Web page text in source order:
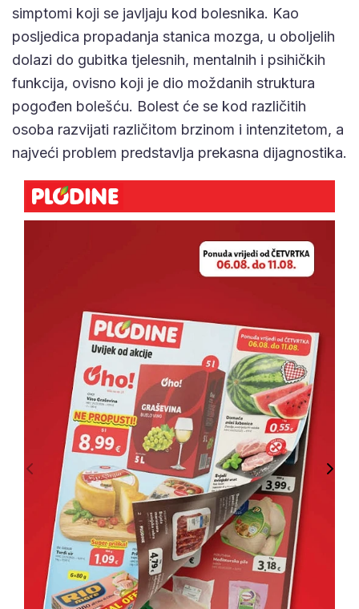
simptomi koji se javljaju kod bolesnika. Kao
posljedica propadanja stanica mozga, u oboljelih
dolazi do gubitka tjelesnih, mentalnih i psihičkih
funkcija, ovisno koji je dio moždanih struktura
pogođen bolešću. Bolest će se kod različitih
osoba razvijati različitom brzinom i intenzitetom, a
najveći problem predstavlja prekasna dijagnostika.